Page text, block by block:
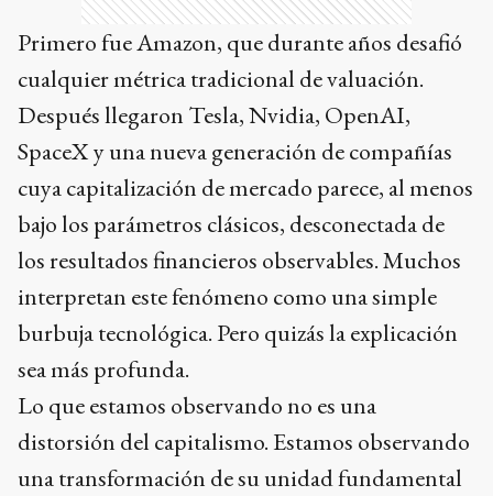
Primero fue Amazon, que durante años desafió
cualquier métrica tradicional de valuación.
Después llegaron Tesla, Nvidia, OpenAI,
SpaceX y una nueva generación de compañías
cuya capitalización de mercado parece, al menos
bajo los parámetros clásicos, desconectada de
los resultados financieros observables. Muchos
interpretan este fenómeno como una simple
burbuja tecnológica. Pero quizás la explicación
sea más profunda.
Lo que estamos observando no es una
distorsión del capitalismo. Estamos observando
una transformación de su unidad fundamental